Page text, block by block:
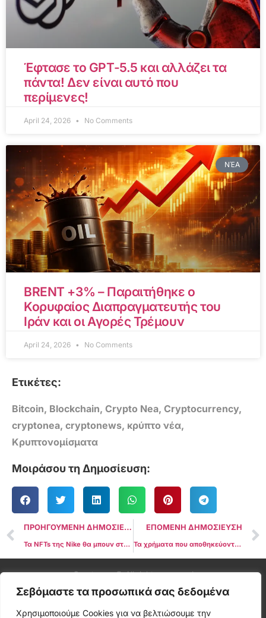
Σεβόμαστε τα προσωπικά σας δεδομένα
Χρησιμοποιούμε Cookies για να βελτιώσουμε την
Έφτασε το GPT-5.5 και αλλάζει τα
πάντα! Δεν είναι αυτό που
περίμενες!
April 24, 2026 No Comments
ΝΈΑ
BRENT +3% – Παραιτήθηκε ο
Κορυφαίος Διαπραγματευτής του
Ιράν και οι Αγορές Τρέμουν
April 24, 2026 No Comments
Ετικέτες:
Bitcoin, Blockchain, Crypto Nea, Cryptocurrency,
cryptonea, cryptonews, κρύπτο νέα,
Κρυπτονομίσματα
Μοιράσου τη Δημοσίευση:
ΠΡΟΗΓΟΥΜΕΝΗ ΔΗΜΟΣΙΕΥΣΗ
Τα NFTs της Nike θα μπουν στα παιχνίδια της EA Sports
ΕΠΟΜΕΝΗ ΔΗΜΟΣΙΕΥΣΗ
Τα χρήματα που αποθηκεύονται σε εφαρμογές πληρωμών μέσω κινητών τηλεφώνων ενδέχεται να μην είναι ασφαλισμένα στο FDIC
Cryptonea © All rights reserved